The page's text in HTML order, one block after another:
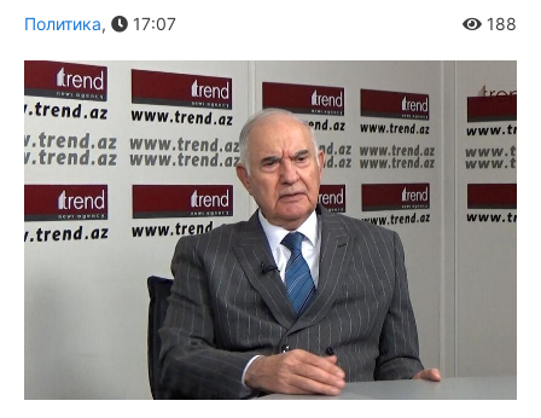
Политика, 17:07 188